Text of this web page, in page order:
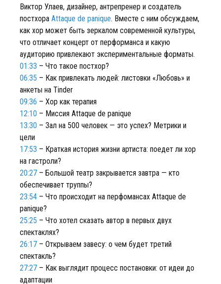
Виктор Улаев, дизайнер, антрепренер и создатель
постхора Attaque de panique. Вместе с ним обсуждаем,
как хор может быть зеркалом современной культуры,
что отличает концерт от перформанса и какую
аудиторию привлекают экспериментальные форматы.
01:33 – Что такое постхор?
06:35 – Как привлекать людей: листовки «Любовь» и
анкеты на Tinder
09:36 – Хор как терапия
12:10 – Миссия Attaque de panique
13:30 – Зал на 500 человек — это успех? Метрики и
цели
17:53 – Краткая история жизни артиста: поедет ли хор
на гастроли?
20:27 – Большой театр закрывается завтра — кто
обеспечивает труппы?
23:54 – Что происходит на перфомансах Attaque de
panique?
25:25 – Что хотел сказать автор в первых двух
спектаклях?
26:17 – Открываем завесу: о чем будет третий
спектакль?
27:27 – Как выглядит процесс постановки: от идеи до
адаптации